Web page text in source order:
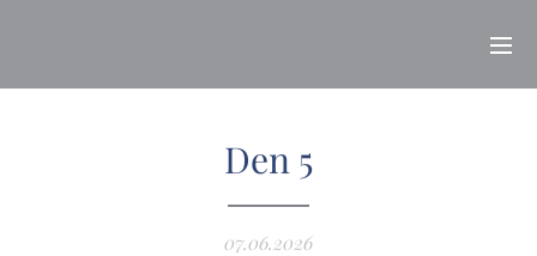
Den 5
07.06.2026